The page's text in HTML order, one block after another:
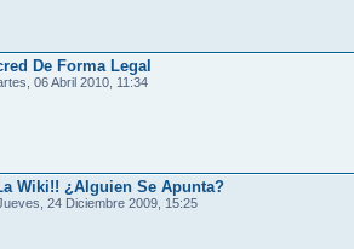
De Forma Legal
06 Abril 2010, 11:34
Wiki!! ¿Alguien Se Apunta?
24 Diciembre 2009, 15:25